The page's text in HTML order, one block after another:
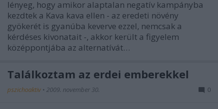
lényeg, hogy amikor alaptalan negatív kampányba
kezdtek a Kava kava ellen - az eredeti növény
gyökerét is gyanúba keverve ezzel, nemcsak a
kérdéses kivonatait -, akkor került a figyelem
középpontjába az alternatívát…
Találkoztam az erdei emberekkel
pszichoaktiv • 2009. november 30. 0